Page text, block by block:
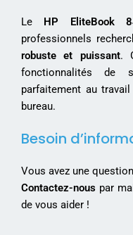
Le HP EliteBook
professionnels
robuste et puissant.
fonctionnalités de
parfaitement au
bureau.
Besoin
Vous avez une
Contactez-nous par
de vous aider !